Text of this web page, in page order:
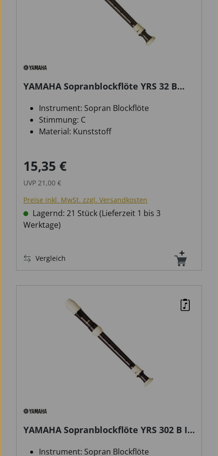
YAMAHA Sopranblockflöte YRS 32 B
Instrument: Sopran Blockflöte
Stimmung: C
Material: Kunststoff
Verkaufspreis:
15,35 €
UVP 21,00 €
Preise inkl. MwSt. zzgl. Versandkosten
Lagernd: 21 Stück (Lieferzeit 1 bis 3
Werktage)
Vergleich
YAMAHA Sopranblockflöte YRS 302 B III
Instrument: Sopran Blockflöte